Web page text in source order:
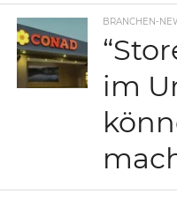
BRANCHEN-
im